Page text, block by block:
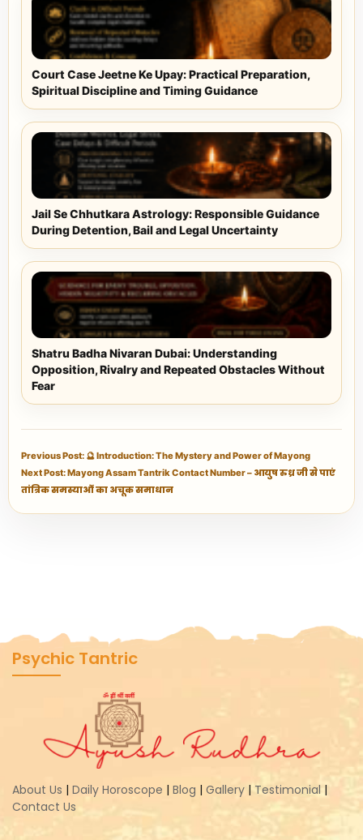
Court Case Jeetne Ke Upay: Practical Preparation,
Spiritual Discipline and Timing Guidance
Jail Se Chhutkara Astrology: Responsible Guidance
During Detention, Bail and Legal Uncertainty
Shatru Badha Nivaran Dubai: Understanding
Opposition, Rivalry and Repeated Obstacles Without
Fear
Previous Post: 🔮 Introduction: The Mystery and Power of Mayong
Next Post: Mayong Assam Tantrik Contact Number – आयुष रुध्र जी से पाएं
तांत्रिक समस्याओं का अचूक समाधान
Psychic Tantric
About Us | Daily Horoscope | Blog | Gallery | Testimonial |
Contact Us